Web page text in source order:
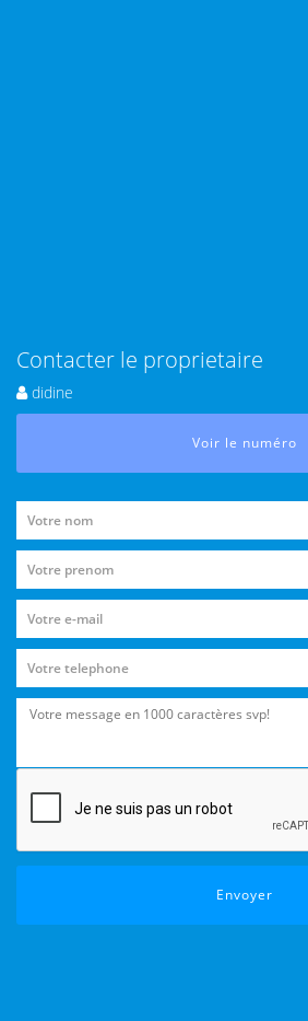
Contacter le proprietaire
didine
Voir le numéro
Envoyer